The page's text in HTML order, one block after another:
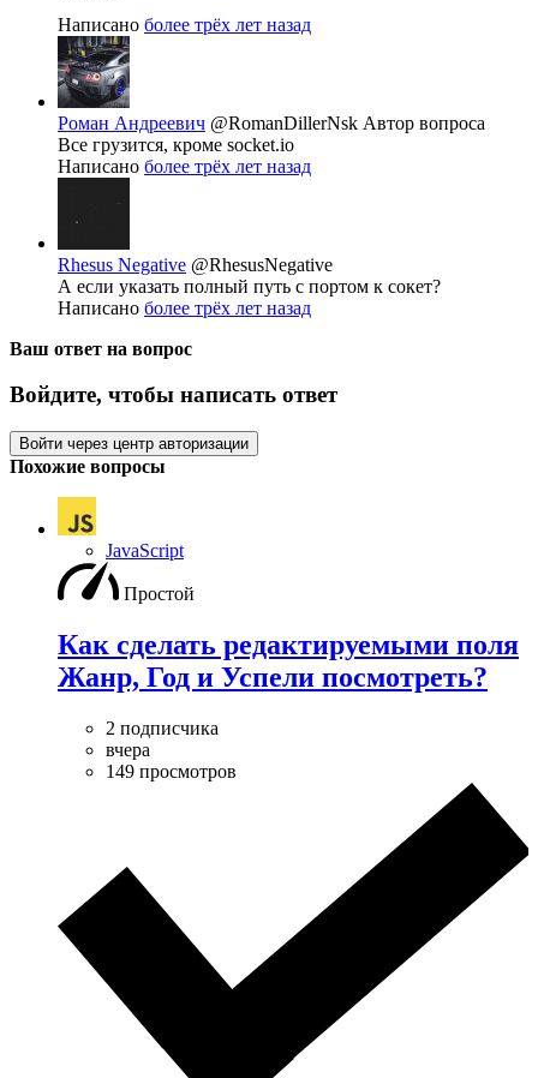
Написано более трёх лет назад
Роман Андреевич @RomanDillerNsk Автор вопроса
Все грузится, кроме socket.io
Написано более трёх лет назад
Rhesus Negative @RhesusNegative
А если указать полный путь с портом к сокет?
Написано более трёх лет назад
Ваш ответ на вопрос
Войдите, чтобы написать ответ
Войти через центр авторизации
Похожие вопросы
JavaScript
Простой
Как сделать редактируемыми поля
Жанр, Год и Успели посмотреть?
2 подписчика
вчера
149 просмотров